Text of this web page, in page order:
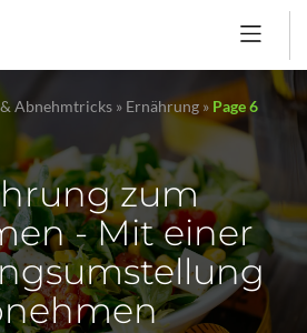
Abnehmtricks » Ernährung » Page 6
zum
- Mit einer